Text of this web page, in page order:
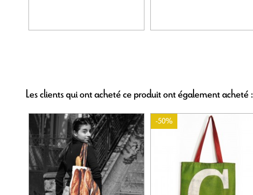
Les clients qui ont acheté ce produit ont également acheté :
-50%